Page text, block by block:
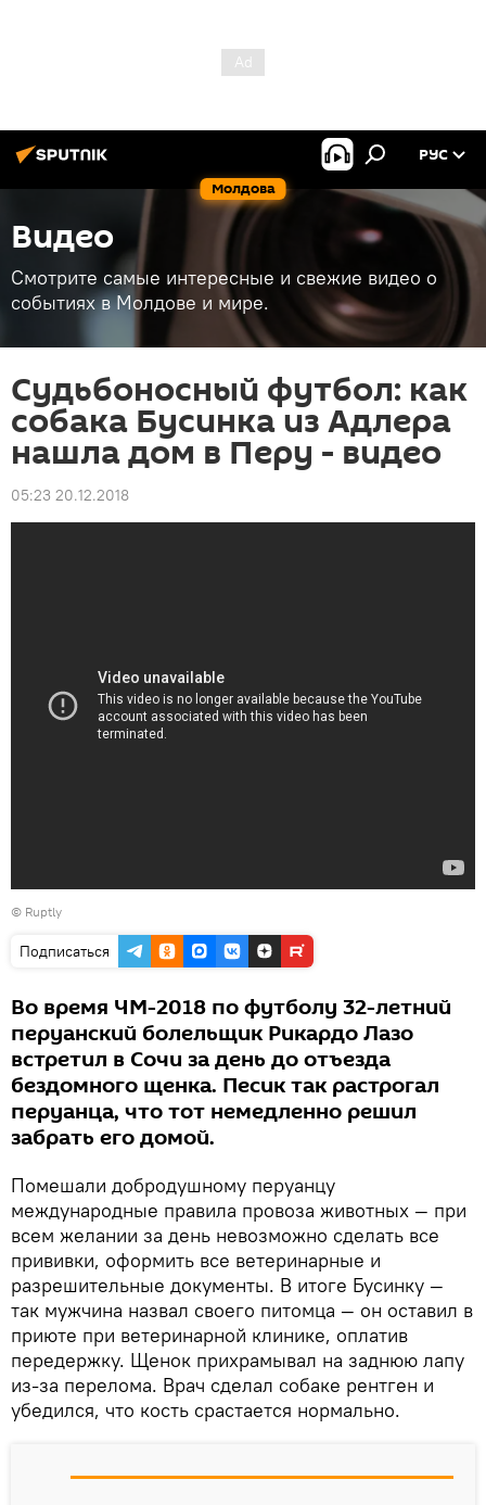
Молдова
РУС
Видео
Смотрите самые интересные и свежие видео о
событиях в Молдове и мире.
Судьбоносный футбол: как
собака Бусинка из Адлера
нашла дом в Перу - видео
05:23 20.12.2018
© Ruptly
Подписаться
Во время ЧМ-2018 по футболу 32-летний
перуанский болельщик Рикардо Лазо
встретил в Сочи за день до отъезда
бездомного щенка. Песик так растрогал
перуанца, что тот немедленно решил
забрать его домой.
Помешали добродушному перуанцу
международные правила провоза животных — при
всем желании за день невозможно сделать все
прививки, оформить все ветеринарные и
разрешительные документы. В итоге Бусинку —
так мужчина назвал своего питомца — он оставил в
приюте при ветеринарной клинике, оплатив
передержку. Щенок прихрамывал на заднюю лапу
из-за перелома. Врач сделал собаке рентген и
убедился, что кость срастается нормально.